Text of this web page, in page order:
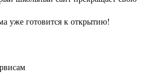
уже готовится к открытию!